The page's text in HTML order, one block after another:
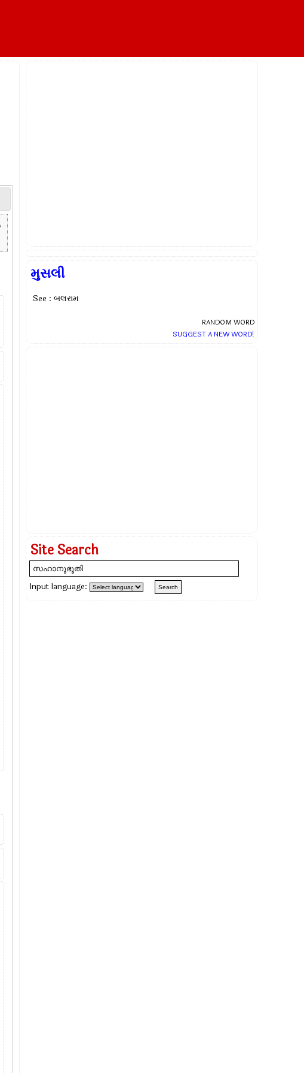
મુસલી
See : બલરામ
RANDOM WORD
SUGGEST A NEW WORD!
Site Search
Input language: